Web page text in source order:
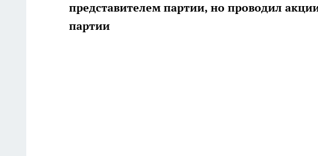
представителем партии, но проводил
партии